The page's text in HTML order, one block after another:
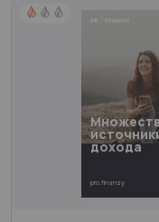
дохода
pro.finansy